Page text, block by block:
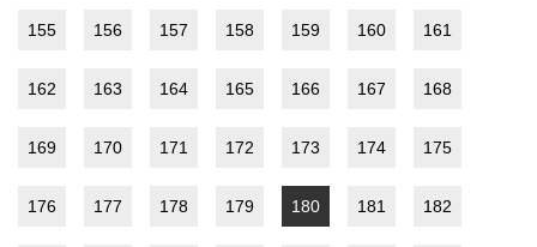
155 156 157 158 159 160 161
162 163 164 165 166 167 168
169 170 171 172 173 174 175
176 177 178 179 180 181 182